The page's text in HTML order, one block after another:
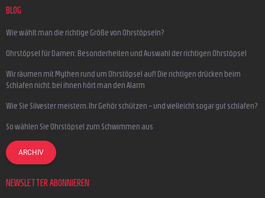
BLOG
Wie wählt man die richtige Größe von Ohrstöpseln?
Ohrstöpsel für Damen: Besonderheiten und Auswahl der richtigen Ohrstöpsel
Wir räumen mit Mythen rund um Ohrstöpsel auf! Die richtigen drücken beim
Schlafen nicht, bei ihnen hört man den Alarm
Wie Sie Silvester meistern, Ihr Gehör schützen – und vielleicht sogar gut schlafen?
So wählen Sie Ohrstöpsel zum Schwimmen aus
ARCHIV
NEWSLETTER ABONNIEREN